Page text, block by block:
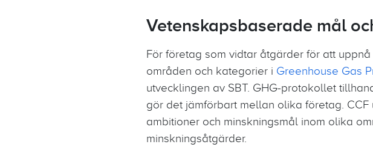
Vetenskapsbaserade mål
För företag som vidtar åtgärder för att
områden och kategorier i Greenhouse Gas
utvecklingen av SBT. GHG-protokollet
gör det jämförbart mellan olika företag.
ambitioner och minskningsmål inom olika
minskningsåtgärder.